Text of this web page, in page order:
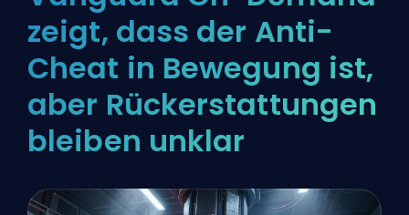
zeigt, dass der Anti-
Cheat in Bewegung ist,
aber Rückerstattungen
bleiben unklar